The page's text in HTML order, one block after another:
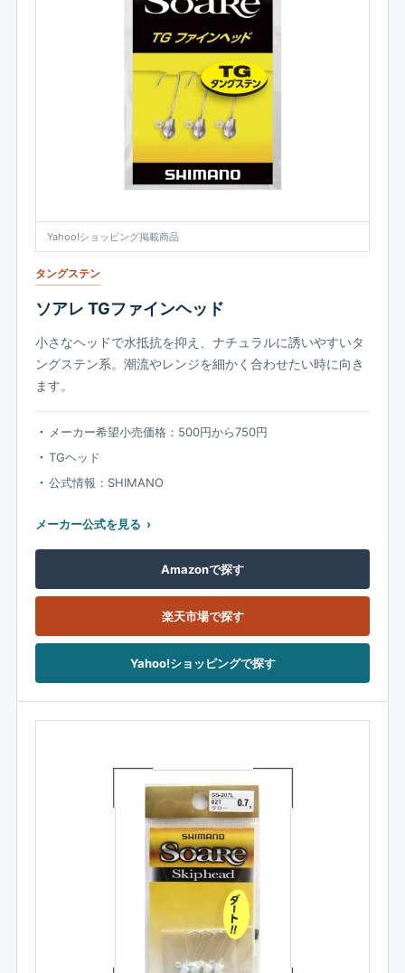
Yahoo!ショッピング掲載商品
タングステン
ソアレ TGファインヘッド
小さなヘッドで水抵抗を抑え、ナチュラルに誘いやすいタ
ングステン系。潮流やレンジを細かく合わせたい時に向き
ます。
メーカー希望小売価格：500円から750円
TGヘッド
公式情報：SHIMANO
メーカー公式を見る
Amazonで探す
楽天市場で探す
Yahoo!ショッピングで探す